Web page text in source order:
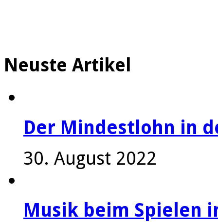
Neuste Artikel
Der Mindestlohn in
30. August 2022
Musik beim Spielen